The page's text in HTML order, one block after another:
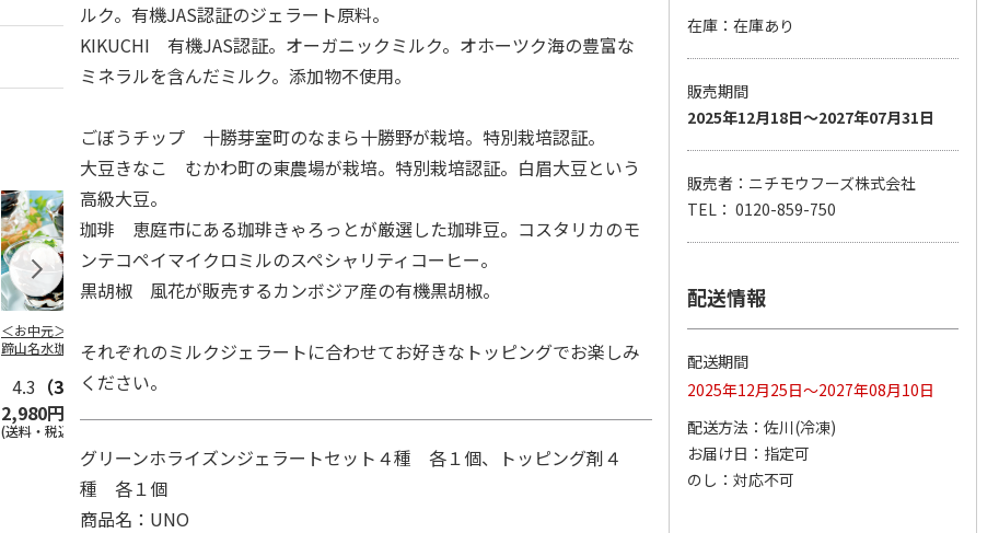
＜お中元＞北海道羊
蹄山名水珈琲ゼリー
4.3 （3）
2,980円
(送料・税込)
え＞３層デザートジ
ュレパフェ～国産フ
ルー4.7
2,980円
疋屋＞銀座ゼリー９
個
3,240円
コレートシロップポ
ーション」
4,980円
＜沼津深海プリン工
房＞プレーン・深海
プリンセット
3,900円
【冷凍】三國シェフ
6個セット(クレー
5.0（4）
(送料・税込)
＜お中元＞＜ねんり
４種…
ルク。有機JAS認証のジェラート原料。
KIKUCHI 有機JAS認証。オーガニックミルク。オホーツク海の豊富な
ミネラルを含んだミルク。添加物不使用。
ごぼうチップ 十勝芽室町のなまら十勝野が栽培。特別栽培認証。
大豆きなこ むかわ町の東農場が栽培。特別栽培認証。白眉大豆という
高級大豆。
珈琲 恵庭市にある珈琲きゃろっとが厳選した珈琲豆。コスタリカのモ
ンテコペイマイクロミルのスペシャリティコーヒー。
黒胡椒 風花が販売するカンボジア産の有機黒胡椒。
それぞれのミルクジェラートに合わせてお好きなトッピングでお楽しみ
ください。
グリーンホライズンジェラートセット４種 各１個、トッピング剤４
種 各１個
商品名：UNO
在庫：在庫あり
販売期間
2025年12月18日～2027年07月31日
販売者：ニチモウフーズ株式会社
TEL： 0120-859-750
配送情報
配送期間
2025年12月25日～2027年08月10日
配送方法
佐川(冷凍)
お届け日
指定可
のし
対応不可